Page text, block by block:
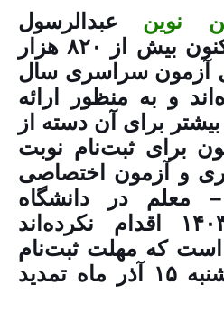
نوین عبدالرسول
پورعباس گفت: تاکنون بیش از ۸۲۰ هزار
آزمون سراسری سال
و به منظور ارائه
برای آن دسته از
برای ثبت‌نام نوبت
و آزمون اختصاصی
معلم در دانشگاه
فرهنگیان سال ۱۴۰۳ اقدام نکرده‌اند
است که مهلت ثبت‌نام
تا پایان روز چهارشنبه ۱۵ آذر ماه تمدید